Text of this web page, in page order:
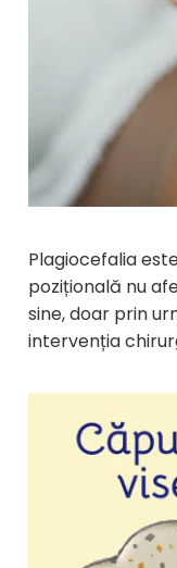
Carucioare si
Tarcuri copii / bebelusi
Scaune masa
Ingrijire bebe si
Perne si saltele
Diversificare bebelusi
Baia bebelusului
Maternitate
Jucarii dentitie
Jocuri educative
Jucarii bebelusi
Covorase ortopedice
Cuburi magnetice
Plagiocefalia
pozițională nu
sine, doar prin
intervenția